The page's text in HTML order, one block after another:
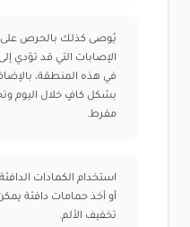
يُوصى كذلك بالحرص
الإصابات التي قد تؤدي
في هذه المنطقة،
بشكل كافٍ خلال اليوم
مفرط.
استخدام الكمادات
أو أخذ حمامات دافئة
تخفيف الألم.